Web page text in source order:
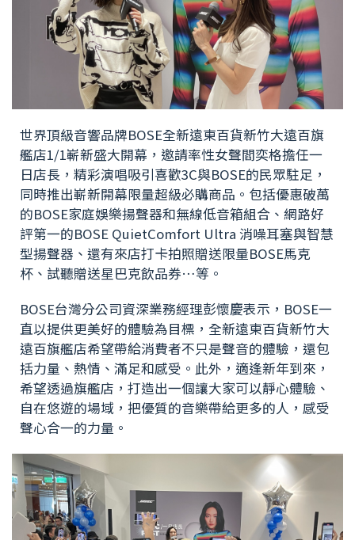
世界頂級音響品牌BOSE全新遠東百貨新竹大遠百旗
艦店1/1嶄新盛大開幕，邀請率性女聲閻奕格擔任一
日店長，精彩演唱吸引喜歡3C與BOSE的民眾駐足，
同時推出嶄新開幕限量超級必購商品。包括優惠破萬
的BOSE家庭娛樂揚聲器和無線低音箱組合、網路好
評第一的BOSE QuietComfort Ultra 消噪耳塞與智慧
型揚聲器、還有來店打卡拍照贈送限量BOSE馬克
杯、試聽贈送星巴克飲品券…等。
BOSE台灣分公司資深業務經理彭懷慶表示，BOSE一
直以提供更美好的體驗為目標，全新遠東百貨新竹大
遠百旗艦店希望帶給消費者不只是聲音的體驗，還包
括力量、熱情、滿足和感受。此外，適逢新年到來，
希望透過旗艦店，打造出一個讓大家可以靜心體驗、
自在悠遊的場域，把優質的音樂帶給更多的人，感受
聲心合一的力量。